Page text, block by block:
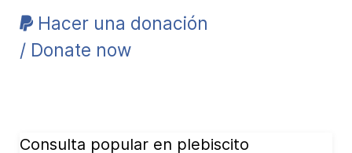
Hacer una donación
/ Donate now
Consulta popular en plebiscito